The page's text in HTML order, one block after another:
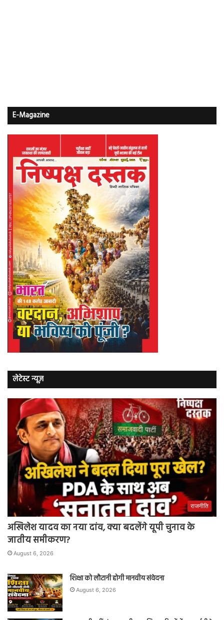
E-Magazine
लेटेस्ट न्यूज़
राजनीति
अखिलेश यादव का नया दांव, क्या बदलेंगे यूपी चुनाव के
जातीय समीकरण?
August 6, 2026
शिक्षा को लौटानी होगी मानवीय संवेदना
August 6, 2026